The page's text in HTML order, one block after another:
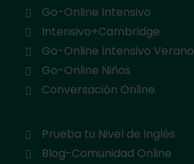
Go-Online Intensivo
Intensivo+Cambridge
Go-Online Intensivo Verano
Go-Online Niños
Conversación Online
Prueba tu Nivel de Inglés
Blog-Comunidad Online